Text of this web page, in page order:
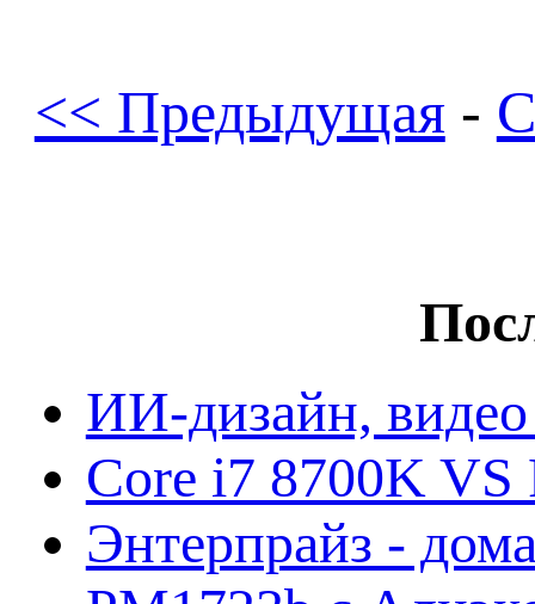
<< Предыдущая-
ИИ-дизайн,
Core i7 8700K VS
Энтерпрайз -